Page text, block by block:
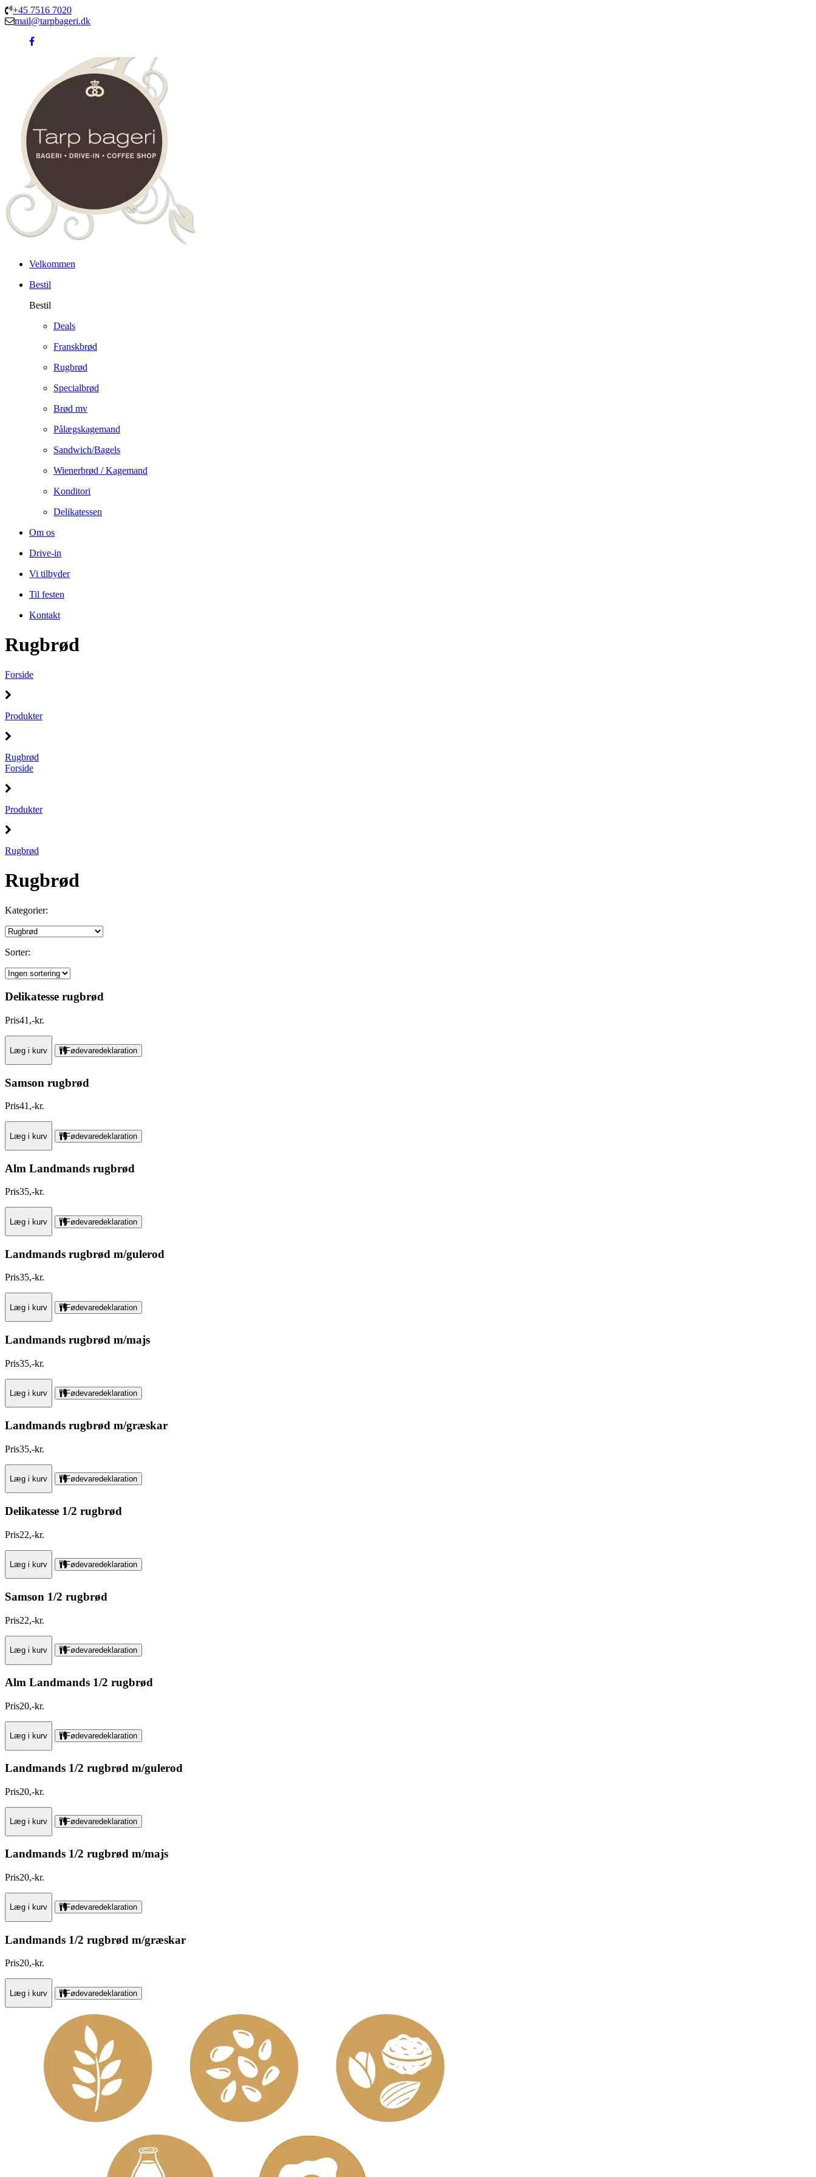
+45 7516 7020
mail@tarpbageri.dk
Velkommen
Bestil
Bestil
Deals
Franskbrød
Rugbrød
Specialbrød
Brød mv
Pålægskagemand
Sandwich/Bagels
Wienerbrød / Kagemand
Konditori
Delikatessen
Om os
Drive-in
Vi tilbyder
Til festen
Kontakt
Rugbrød
Forside
Produkter
Rugbrød
Forside
Produkter
Rugbrød
Rugbrød
Kategorier:
Sorter:
Delikatesse rugbrød
Pris41 ,-kr.
Læg i kurv Fødevaredeklaration
Samson rugbrød
Pris41 ,-kr.
Læg i kurv Fødevaredeklaration
Alm Landmands rugbrød
Pris35,-kr.
Læg i kurv Fødevaredeklaration
Landmands rugbrød m/gulerod
Pris35,-kr.
Læg i kurv Fødevaredeklaration
Landmands rugbrød m/majs
Pris35,-kr.
Læg i kurv Fødevaredeklaration
Landmands rugbrød m/græskar
Pris35,-kr.
Læg i kurv Fødevaredeklaration
Delikatesse 1/2 rugbrød
Pris22,-kr.
Læg i kurv Fødevaredeklaration
Samson 1/2 rugbrød
Pris22,-kr.
Læg i kurv Fødevaredeklaration
Alm Landmands 1/2 rugbrød
Pris20,-kr.
Læg i kurv Fødevaredeklaration
Landmands 1/2 rugbrød m/gulerod
Pris20,-kr.
Læg i kurv Fødevaredeklaration
Landmands 1/2 rugbrød m/majs
Pris20,-kr.
Læg i kurv Fødevaredeklaration
Landmands 1/2 rugbrød m/græskar
Pris20,-kr.
Læg i kurv Fødevaredeklaration